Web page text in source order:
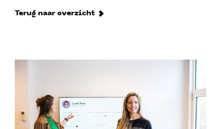
Terug naar overzicht